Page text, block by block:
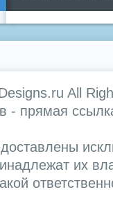
All
- прямая
их